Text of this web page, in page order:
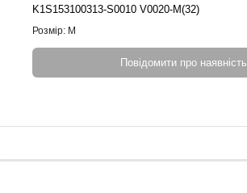
K1S153100313-S0010 V0020-M(32)
Розмір: M
Повідомити про наявність